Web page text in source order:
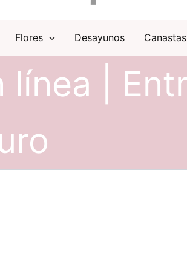
Flores Desayunos
línea |